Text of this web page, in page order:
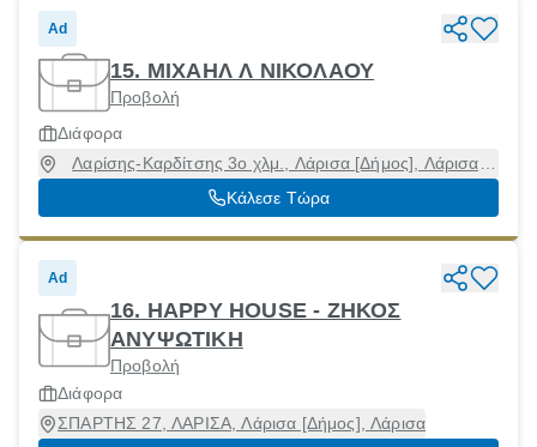
Ad
15. ΜΙΧΑΗΛ Λ ΝΙΚΟΛΑΟΥ
Προβολή
Διάφορα
Λαρίσης-Καρδίτσης 3ο χλμ., Λάρισα [Δήμος], Λάρισα,
41334
Κάλεσε Τώρα
Ad
16. HAPPY HOUSE - ΖΗΚΟΣ
ΑΝΥΨΩΤΙΚΗ
Προβολή
Διάφορα
ΣΠΑΡΤΗΣ 27, ΛΑΡΙΣΑ, Λάρισα [Δήμος], Λάρισα